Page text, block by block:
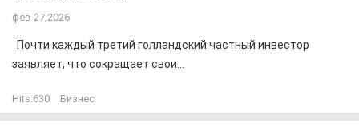
фев 27,2026
Почти каждый третий голландский частный инвестор
заявляет, что сокращает свои...
Hits:630 Бизнес